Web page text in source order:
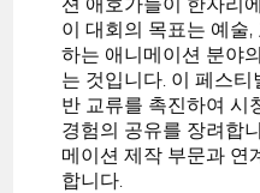
이 대회의 목표는 예술
하는 애니메이션 분야
는 것입니다. 이 페스
반 교류를 촉진하여 시
경험의 공유를 장려합
메이션 제작 부문과 연
합니다.